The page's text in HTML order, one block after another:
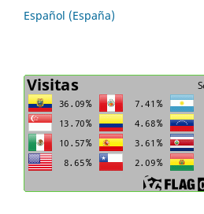
Español (España)